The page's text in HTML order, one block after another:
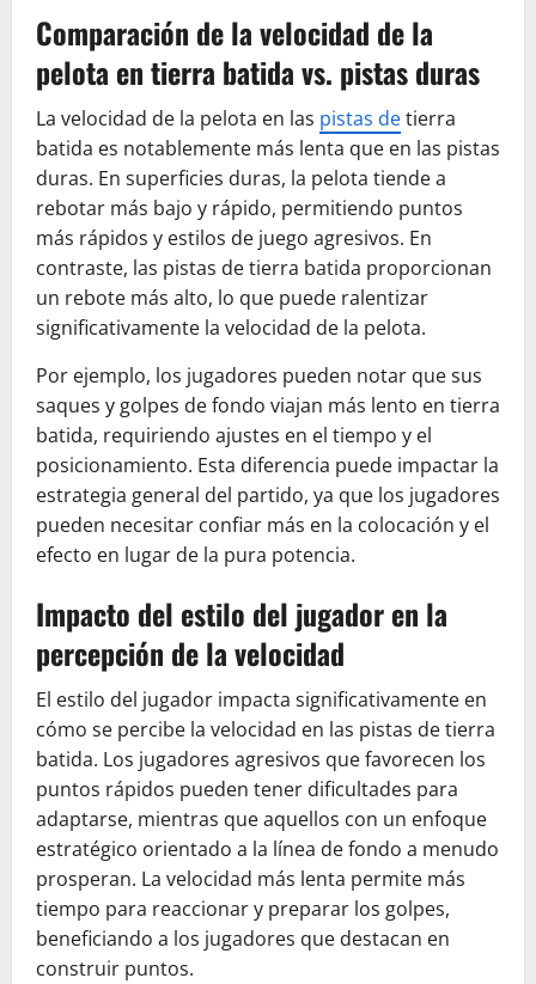
Comparación de la velocidad de la
pelota en tierra batida vs. pistas duras
La velocidad de la pelota en las pistas detierra
batida es notablemente más lenta que en las pistas
duras. En superficies duras, la pelota tiende a
rebotar más bajo y rápido, permitiendo puntos
más rápidos y estilos de juego agresivos. En
contraste, las pistas de tierra batida proporcionan
un rebote más alto, lo que puede ralentizar
significativamente la velocidad de la pelota.
Por ejemplo, los jugadores pueden notar que sus
saques y golpes de fondo viajan más lento en tierra
batida, requiriendo ajustes en el tiempo y el
posicionamiento. Esta diferencia puede impactar la
estrategia general del partido, ya que los jugadores
pueden necesitar confiar más en la colocación y el
efecto en lugar de la pura potencia.
Impacto del estilo del jugador en la
percepción de la velocidad
El estilo del jugador impacta significativamente en
cómo se percibe la velocidad en las pistas de tierra
batida. Los jugadores agresivos que favorecen los
puntos rápidos pueden tener dificultades para
adaptarse, mientras que aquellos con un enfoque
estratégico orientado a la línea de fondo a menudo
prosperan. La velocidad más lenta permite más
tiempo para reaccionar y preparar los golpes,
beneficiando a los jugadores que destacan en
construir puntos.